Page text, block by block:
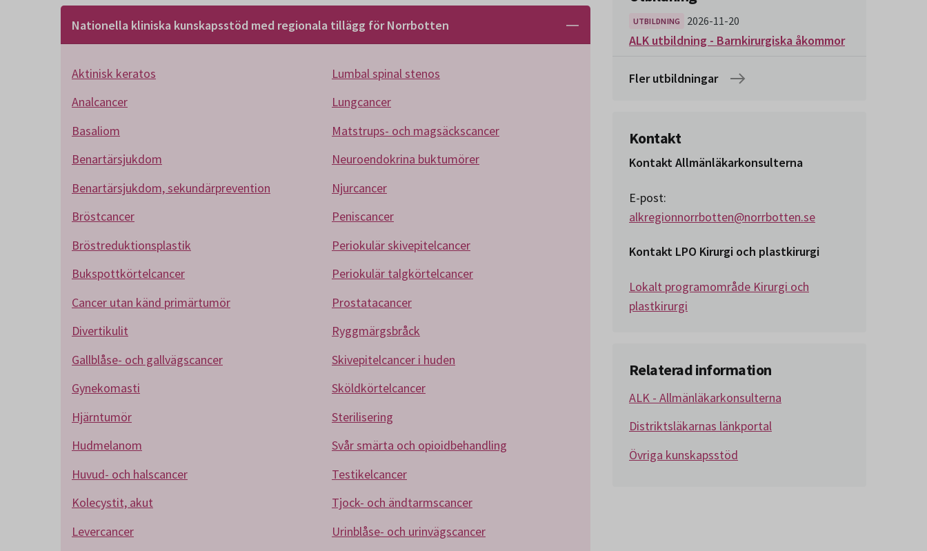
Nationella kliniska kunskapsstöd med regionala tillägg för Norrbotten
Aktinisk keratos
Analcancer
Basaliom
Benartärsjukdom
Benartärsjukdom, sekundärprevention
Bröstcancer
Bröstreduktionsplastik
Bukspottkörtelcancer
Cancer utan känd primärtumör
Divertikulit
Gallblåse- och gallvägscancer
Gynekomasti
Hjärntumör
Hudmelanom
Huvud- och halscancer
Kolecystit, akut
Levercancer
Lumbal spinal stenos
Lungcancer
Matstrups- och magsäckscancer
Neuroendokrina buktumörer
Njurcancer
Peniscancer
Periokulär skivepitelcancer
Periokulär talgkörtelcancer
Prostatacancer
Ryggmärgsbråck
Skivepitelcancer i huden
Sköldkörtelcancer
Sterilisering
Svår smärta och opioidbehandling
Testikelcancer
Tjock- och ändtarmscancer
Urinblåse- och urinvägscancer
UTBILDNING 2026-11-20
ALK utbildning - Barnkirurgiska åkommor
Fler utbildningar
Kontakt
Kontakt Allmänläkarkonsulterna
E-post:
alkregionnorrbotten@norrbotten.se
Kontakt LPO Kirurgi och plastkirurgi
Lokalt programområde Kirurgi och
plastkirurgi
Relaterad information
ALK - Allmänläkarkonsulterna
Distriktsläkarnas länkportal
Övriga kunskapsstöd